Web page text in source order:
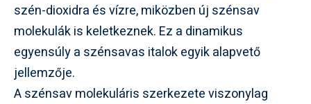
szén-dioxidra és vízre, miközben új szénsav
molekulák is keletkeznek. Ez a dinamikus
egyensúly a szénsavas italok egyik alapvető
jellemzője.
A szénsav molekuláris szerkezete viszonylag